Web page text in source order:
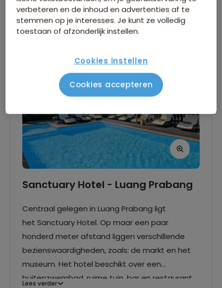
Zwembad
4-sterren
Sanctuary Hotel - Luang Prabang
Centraal gelegen in Luang Prabang ligt
het Sanctuary Hotel. Op maar een paar
honderd meter afstand liggen verschillende
bezienswaardigheden, zoals: de markt en het
museum. Het hotel beschikt over een
buitenzwembad, ruime tuin, bar en restaurant.
Lees verder
verbeteren en de inhoud en advertenties af te
stemmen op je interesses. Je kunt ze volledig
toestaan of afzonderlijk instellen.
Cookies instellen
Cookies accepteren